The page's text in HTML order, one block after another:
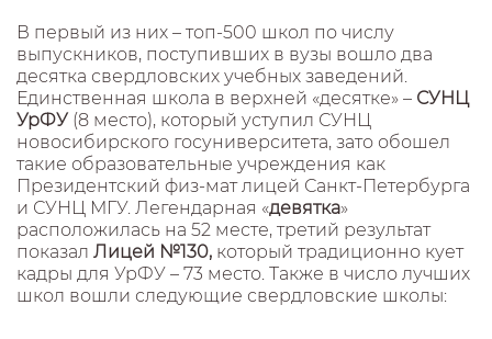
В первый из них – топ-500 школ по числу
выпускников, поступивших в вузы вошло два
десятка свердловских учебных заведений.
Единственная школа в верхней «десятке» – СУНЦ
УрФУ(8 место), который уступил СУНЦ
новосибирского госуниверситета, зато обошел
такие образовательные учреждения как
Президентский физ-мат лицей Санкт-Петербурга
и СУНЦ МГУ. Легендарная «девятка»
расположилась на 52 месте, третий результат
показал Лицей №130, который традиционно кует
кадры для УрФУ – 73 место. Также в число лучших
школ вошли следующие свердловские школы: